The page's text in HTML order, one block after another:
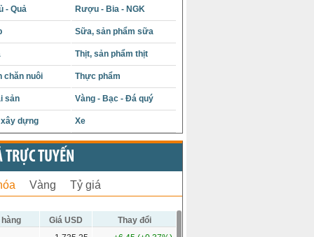
- Quả Rượu - Bia - NGK
Sữa, sản phẩm sữa
Thịt, sản phẩm thịt
chăn nuôi Thực phẩm
sản Vàng - Bạc - Đá quý
dựng Xe
TRỰC TUYẾN
Vàng Tỷ giá
Giá USD
Thay đổi